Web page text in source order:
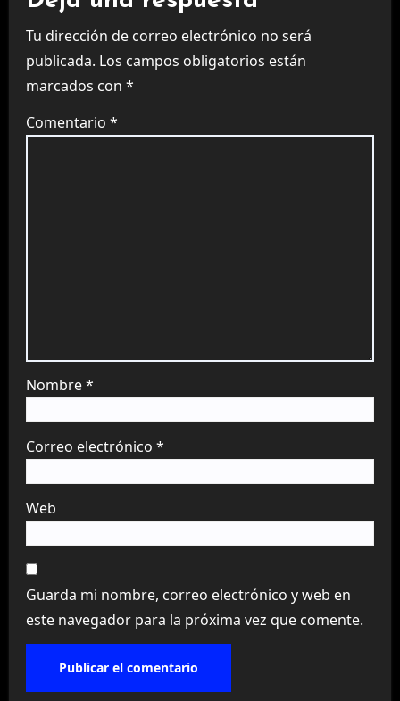
Tu dirección de correo electrónico no será
publicada. Los campos obligatorios están
marcados con *
Comentario *
Nombre*
Correo electrónico *
Web
Guarda mi nombre, correo electrónico y web en
este navegador para la próxima vez que comente.